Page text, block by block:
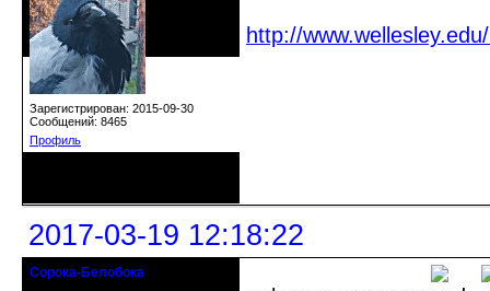
Зарегистрирован: 2015-09-30
Сообщений: 8465
Профиль
http://
2017-03-19 12:18:22
Сорока-Белобока